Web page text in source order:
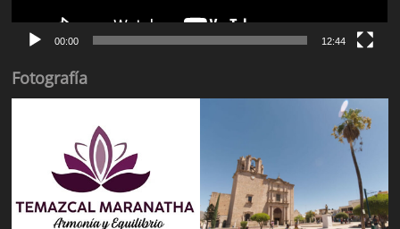
00:00 12:44
Fotografía